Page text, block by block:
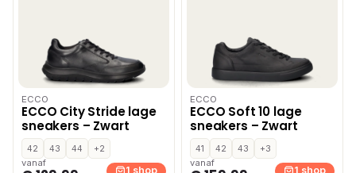
ECCO
ECCO City Stride lage
sneakers – Zwart
42 43 44
+2
vanaf
1 shop
ECCO
ECCO Soft 10 lage
sneakers – Zwart
41 42 43
+3
vanaf
1 shop